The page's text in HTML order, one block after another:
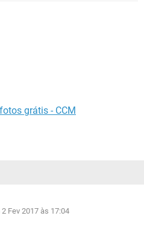
grátis - CCM
Fev 2017 às 17:04